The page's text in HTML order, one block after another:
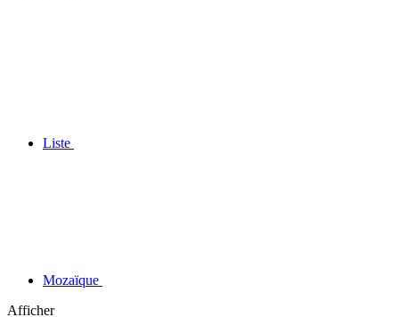
Liste
Mozaïque
Afficher